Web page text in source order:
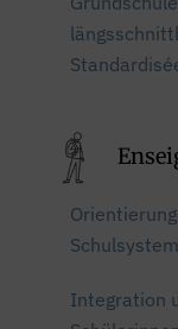
Schulsystem
Integration